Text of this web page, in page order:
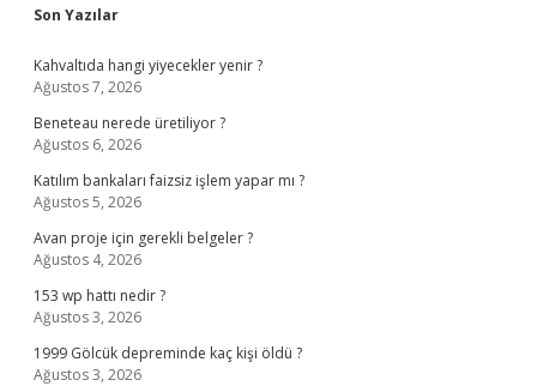
Sidebar
Son Yazılar
Kahvaltıda hangi yiyecekler yenir ?
Ağustos 7, 2026
Beneteau nerede üretiliyor ?
Ağustos 6, 2026
Katılım bankaları faizsiz işlem yapar mı ?
Ağustos 5, 2026
Avan proje için gerekli belgeler ?
Ağustos 4, 2026
153 wp hattı nedir ?
Ağustos 3, 2026
1999 Gölcük depreminde kaç kişi öldü ?
Ağustos 3, 2026